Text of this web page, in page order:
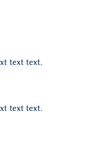
text text.
text text.